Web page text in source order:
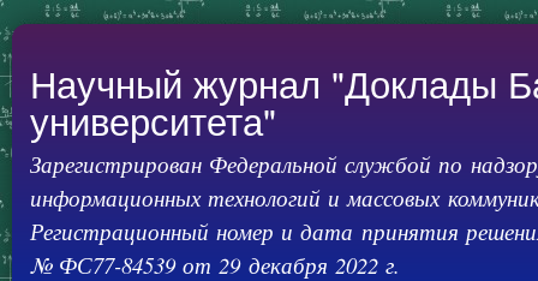
Научный журнал "Доклады
университета"
Зарегистрирован Федеральной службой по
информационных технологий и массовых
Регистрационный номер и дата принятия
№ ФС77-84539 от 29 декабря 2022 г.